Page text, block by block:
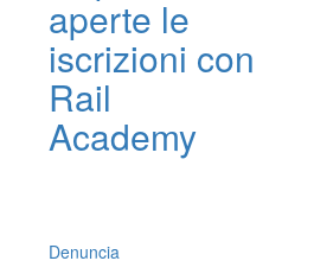
aperte le
iscrizioni con
Rail
Academy
Denuncia